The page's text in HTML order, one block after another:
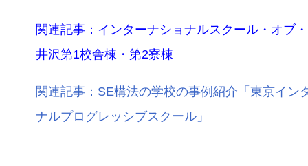
関連記事： インターナショナルスクール・オブ
井沢第1校舎棟・第2寮棟
関連記事：SE構法の学校の事例紹介「東京イン
ナルプログレッシブスクール」